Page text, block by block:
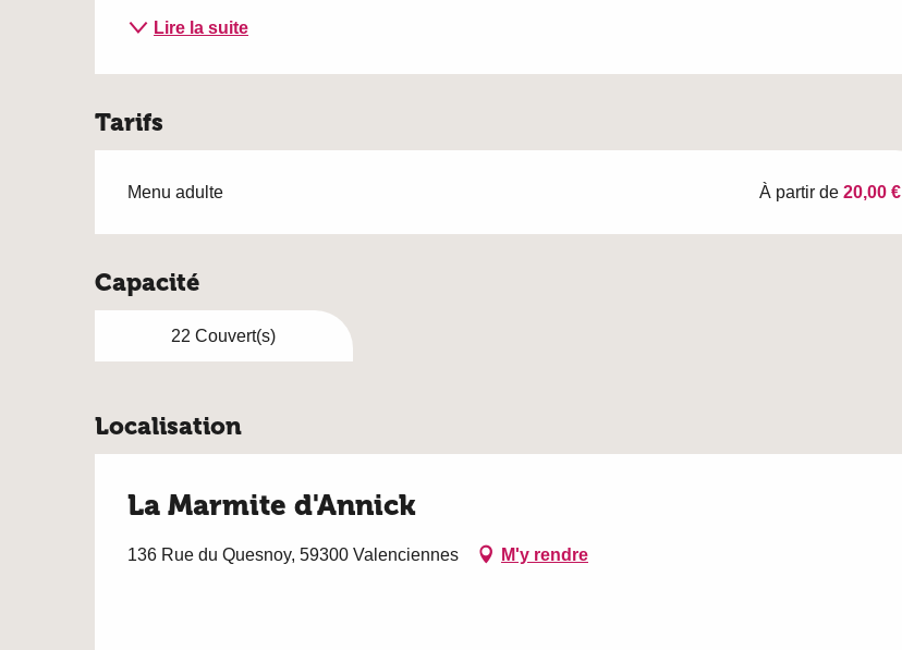
Lire la suite
Tarifs
Menu adulte À partir de20,00 €
Capacité
22 Couvert(s)
Localisation
La Marmite d'Annick
136 Rue du Quesnoy, 59300 Valenciennes M'y rendre